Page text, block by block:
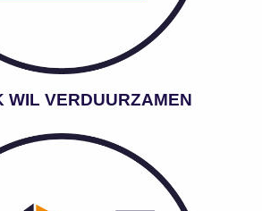
WIL VERDUURZAMEN